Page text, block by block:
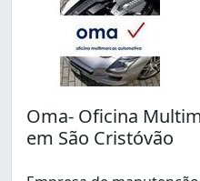
Ricardo de Albuquerque
Rio Comprido (12)
Rocha (35)
Rocha Miranda (12)
Sampaio (7)
Santa Cruz (27)
Santo Cristo (5)
Oma- Oficina
em São Cristóvão